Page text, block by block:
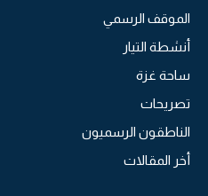
الموقف الرسمي
أنشطة التيار
ساحة غزة
تصريحات
الناطقون الرسميون
أخر المقالات